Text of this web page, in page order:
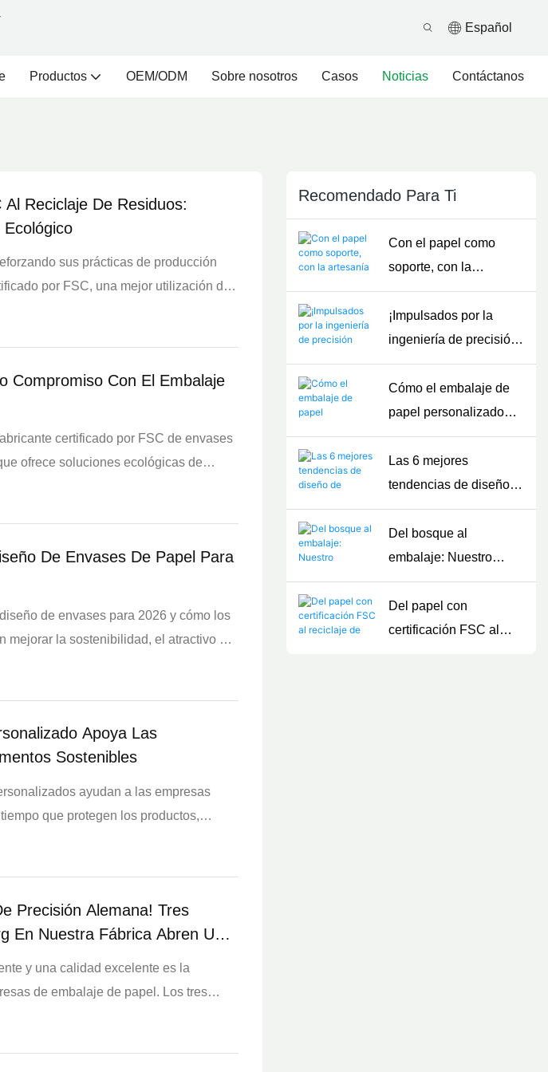
Español
Productos OEM/ODM Sobre nosotros Casos Noticias Contáctanos
Reciclaje De Residuos:
sus prácticas de producción
por FSC, una mejor utilización del
Compromiso Con El Embalaje
certificado por FSC de envases
ofrece soluciones ecológicas de
De Envases De Papel Para
de envases para 2026 y cómo los
mejorar la sostenibilidad, el atractivo de
Apoya Las
Sostenibles
ayudan a las empresas
que protegen los productos,
alimentaria.
Precisión Alemana! Tres
En Nuestra Fábrica Abren Un
Eficiente De Envases De
y una calidad excelente es la
de embalaje de papel. Los tres
Recomendado Para Ti
Con el papel como
soporte, con la
artesanía como
corazón: proteja cada
detalle de la textura y la
tranquilidad.
¡Impulsados ​​por la
ingeniería de precisión
alemana! Tres equipos
de impresión
Heidelberg en nuestra
fábrica abren un nuevo
paradigma para la
producción eficiente de
envases de papel.
Cómo el embalaje de
papel personalizado
apoya las estrategias
de envasado de
alimentos sostenibles
Las 6 mejores
tendencias de diseño
de envases de papel
para alimentos en 2026
Del bosque al
embalaje: Nuestro
compromiso con el
embalaje de papel
sostenible
Del papel con
certificación FSC al